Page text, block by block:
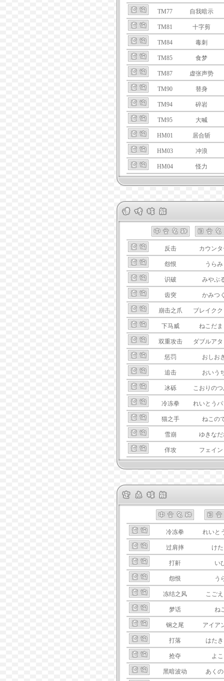
TM77 自我暗示
TM81 十字剪
TM84 毒刺
TM85 食梦
TM87 虚张声势
TM90 替身
TM94 碎岩
TM95 大喊
HM01 居合斩
HM03 冲浪
HM04 怪力
反击 カウン
怨恨 うらみ
识破 みやぶ
齿突 かみつ
崩击之爪 ブレイク
下马威 ねこだ
双重攻击 ダブルア
惩罚 おしお
追击 おいう
冰砾 こおりの
冷冻拳 れいとう
猫之手 ねこの
雪崩 ゆきな
佯攻 フェイ
冷冻拳 れいと
过肩摔 け
打鼾 い
怨恨 う
冻结之风 こご
梦话 ね
钢之尾 アイア
打落 はた
抢夺 よ
黑暗波动 あく